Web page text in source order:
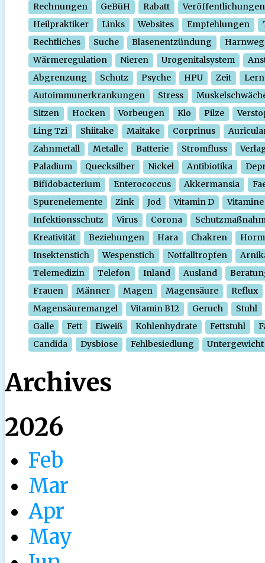
Rechnungen
GeBüH Rabatt
Veröffentlichungen
Heilpraktiker
Links Websites Empfehlungen
Rechtliches
Suche Blasenentzündung
Wärmeregulation
Nieren Urogenitalsystem
Abgrenzung
Schutz Psyche HPU Zeit
Autoimmunerkrankungen
Stress
Sitzen
Hocken Vorbeugen Klo Pilze
Ling Tzi
Shiitake Maitake Corprinus
Zahnmetall
Metalle Batterie Stromfluss
Paladium
Quecksilber Nickel Antibiotika
Bifidobacterium
Enterococcus Akkermansia
Spurenelemente
Zink Jod Vitamin D
Vitamine
Infektionsschutz
Virus Corona
Kreativität
Beziehungen Hara Chakren
Insektenstich
Wespenstich Notfalltropfen
Telemedizin
Telefon Inland Ausland
Frauen
Männer Magen Magensäure
Reflux
Magensäuremangel
Vitamin B12 Geruch
Stuhl
Galle
Fett Eiweiß Kohlenhydrate Fettstuhl
Candida
Dysbiose Fehlbesiedlung Untergewicht
Archives
2026
Feb
Mar
Apr
May